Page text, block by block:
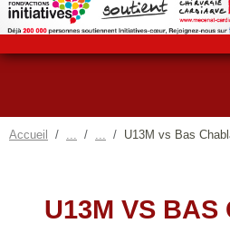
Accueil U13M vs Bas
U13M VS BAS